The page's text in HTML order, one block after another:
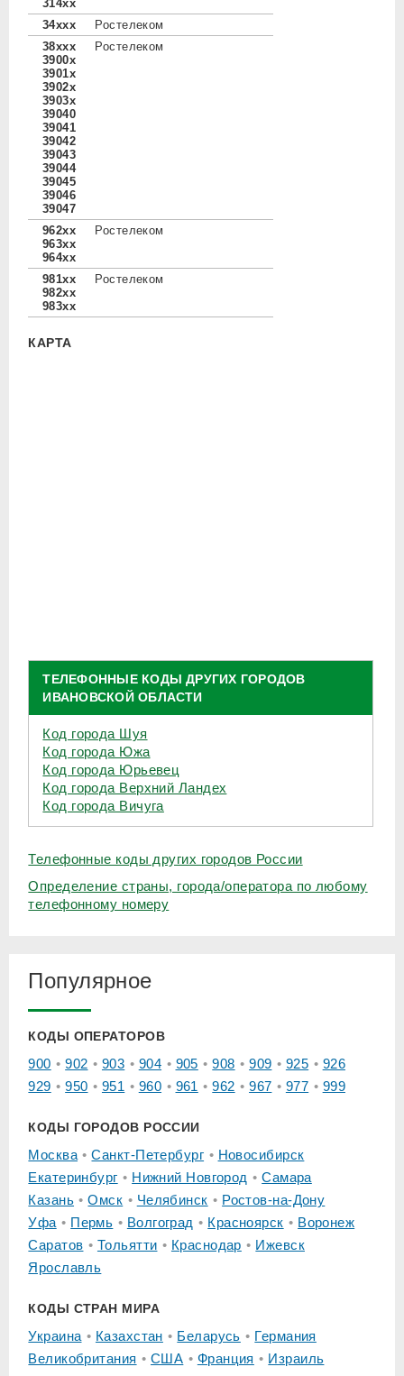
314xx
34xxx
Ростелеком
38xxx
3900x
3901x
3902x
3903x
39040
39041
39042
39043
39044
39045
39046
39047
Ростелеком
962xx
963xx
964xx
Ростелеком
981xx
982xx
983xx
Ростелеком
КАРТА
ТЕЛЕФОННЫЕ КОДЫ ДРУГИХ ГОРОДОВ
ИВАНОВСКОЙ ОБЛАСТИ
Код города Шуя
Код города Южа
Код города Юрьевец
Код города Верхний Ландех
Код города Вичуга
Телефонные коды других городов России
Определение страны, города/оператора по любому
телефонному номеру
Популярное
КОДЫ ОПЕРАТОРОВ
900 902 903 904 905 908 909 925
926
929
950 951 960 961 962 967 977 999
КОДЫ ГОРОДОВ РОССИИ
Москва Санкт-Петербург
Новосибирск
Екатеринбург
Нижний Новгород
Самара
Казань
Омск Челябинск
Ростов-на-Дону
Уфа
Пермь Волгоград Красноярск
Воронеж
Саратов
Тольятти Краснодар
Ижевск
Ярославль
КОДЫ СТРАН МИРА
Украина Казахстан Беларусь
Германия
Великобритания
США Франция
Израиль